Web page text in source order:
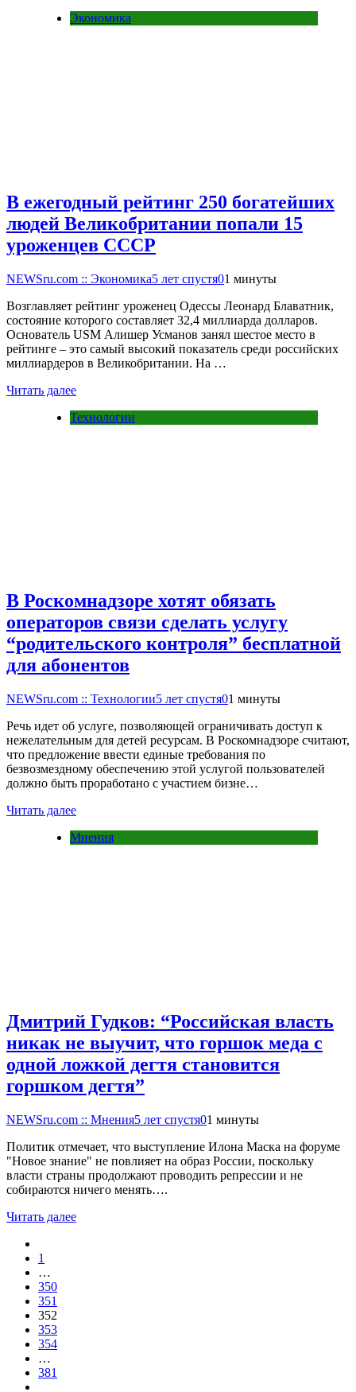
Экономика
В ежегодный рейтинг 250 богатейших
людей Великобритании попали 15
уроженцев СССР
NEWSru.com :: Экономика5 лет спустя01 минуты
Возглавляет рейтинг уроженец Одессы Леонард Блаватник,
состояние которого составляет 32,4 миллиарда долларов.
Основатель USM Алишер Усманов занял шестое место в
рейтинге – это самый высокий показатель среди российских
миллиардеров в Великобритании. На …
Читать далее
Технологии
В Роскомнадзоре хотят обязать
операторов связи сделать услугу
“родительского контроля” бесплатной
для абонентов
NEWSru.com :: Технологии5 лет спустя01 минуты
Речь идет об услуге, позволяющей ограничивать доступ к
нежелательным для детей ресурсам. В Роскомнадзоре считают,
что предложение ввести единые требования по
безвозмездному обеспечению этой услугой пользователей
должно быть проработано с участием бизне…
Читать далее
Мнения
Дмитрий Гудков: “Российская власть
никак не выучит, что горшок меда с
одной ложкой дегтя становится
горшком дегтя”
NEWSru.com :: Мнения5 лет спустя01 минуты
Политик отмечает, что выступление Илона Маска на форуме
"Новое знание" не повлияет на образ России, поскольку
власти страны продолжают проводить репрессии и не
собираются ничего менять….
Читать далее
1
…
350
351
352
353
354
…
381